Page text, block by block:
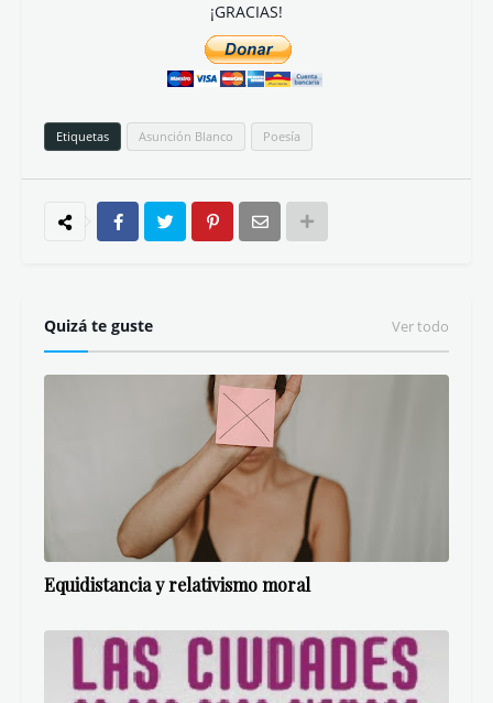
¡GRACIAS!
Etiquetas Asunción Blanco Poesía
Quizá te guste Ver todo
Equidistancia y relativismo moral